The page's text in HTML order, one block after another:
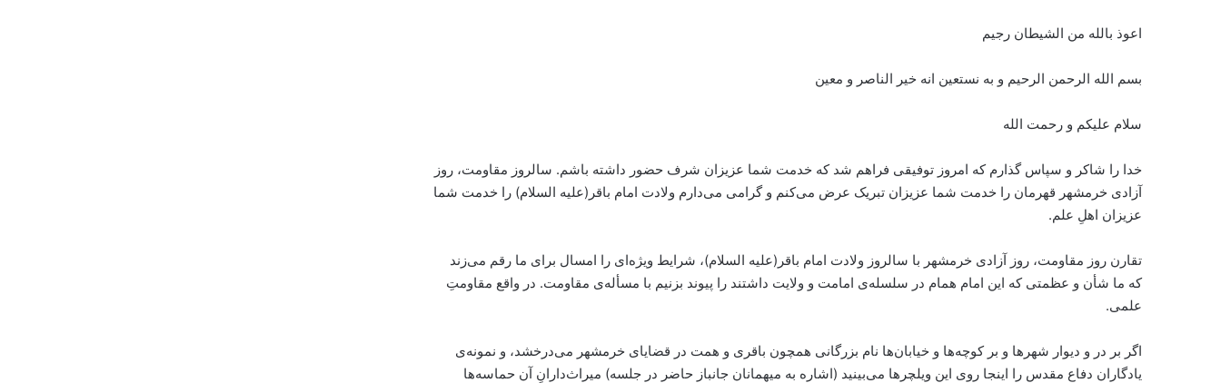
اعوذ بالله من الشیطان رجیم
بسم الله الرحمن الرحیم و به نستعین انه خیر الناصر و معین
سلام علیکم و رحمت الله
خدا را شاکر و سپاس گذارم که امروز توفیقی فراهم شد که خدمت شما عزیزان شرف حضور داشته باشم. سالروز مقاومت، روز
آزادی خرمشهر قهرمان را خدمت شما عزیزان تبریک عرض می‌کنم و گرامی می‌دارم ولادت امام باقر(علیه السلام) را خدمت شما
عزیزان اهلِ علم.
تقارن روز مقاومت، روز آزادی خرمشهر با سالروز ولادت امام باقر(علیه السلام)، شرایط ویژه‌ای را امسال برای ما رقم می‌زند
که ما شأن و عظمتی که این امام همام در سلسله‌ی امامت و ولایت داشتند را پیوند بزنیم با مسأله‌ی مقاومت. در واقع مقاومتِ
علمی.
اگر بر در و دیوار شهرها و بر کوچه‌ها و خیابان‌ها نام بزرگانی همچون باقری و همت در قضایای خرمشهر می‌درخشد، و نمونه‌ی
یادگاران دفاع مقدس را اینجا روی این ویلچرها می‌بینید (اشاره به میهمانان جانباز حاضر در جلسه) میراث‌دارانِ آن حماسه‌ها